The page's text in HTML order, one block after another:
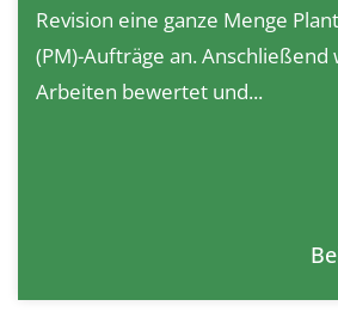
Revision eine ganze Menge
(PM)-Aufträge an. Anschließend
Arbeiten bewertet und...